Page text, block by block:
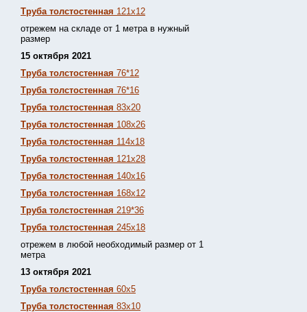
Труба толстостенная 121х12
отрежем на складе от 1 метра в нужный
размер
15 октября 2021
Труба толстостенная 76*12
Труба толстостенная 76*16
Труба толстостенная 83х20
Труба толстостенная 108х26
Труба толстостенная 114х18
Труба толстостенная 121х28
Труба толстостенная 140х16
Труба толстостенная 168х12
Труба толстостенная 219*36
Труба толстостенная 245х18
отрежем в любой необходимый размер от 1
метра
13 октября 2021
Труба толстостенная 60х5
Труба толстостенная 83х10